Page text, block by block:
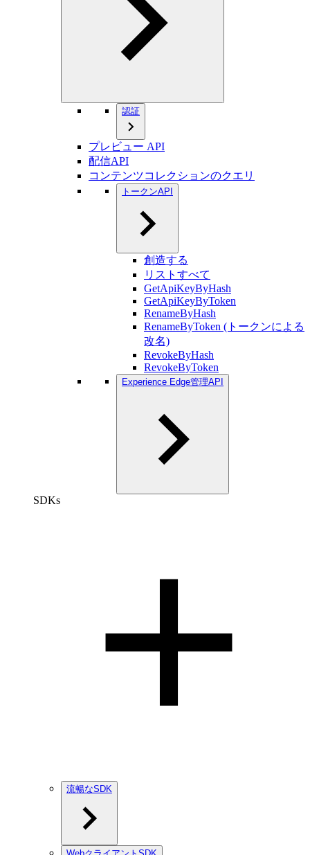
認証
プレビュー API
配信API
コンテンツコレクションのクエリ
トークンAPI
創造する
リストすべて
GetApiKeyByHash
GetApiKeyByToken
RenameByHash
RenameByToken (トークンによる
改名)
RevokeByHash
RevokeByToken
Experience Edge管理API
SDKs
流暢なSDK